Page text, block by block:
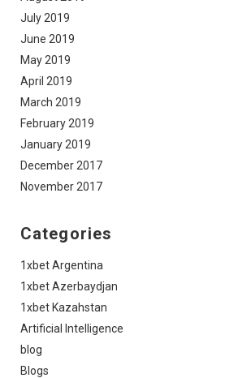
July 2019
June 2019
May 2019
April 2019
March 2019
February 2019
January 2019
December 2017
November 2017
Categories
1xbet Argentina
1xbet Azerbaydjan
1xbet Kazahstan
Artificial Intelligence
blog
Blogs